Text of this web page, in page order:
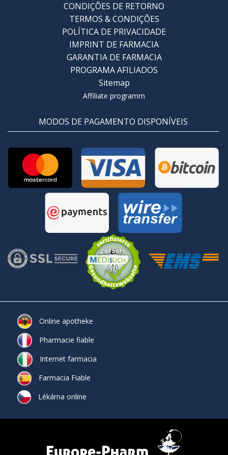
CONDIÇÕES DE RETORNO
TERMOS & CONDIÇÕES
POLÍTICA DE PRIVACIDADE
IMPRINT DE FARMACIA
GARANTIA DE FARMACIA
PROGRAMA AFILIADOS
Sitemap
Affiliate programm
MODOS DE PAGAMENTO DISPONÍVEIS
Online apotheke
Pharmacie fiable
Internet farmacia
Farmacia Fiable
Lékárna online